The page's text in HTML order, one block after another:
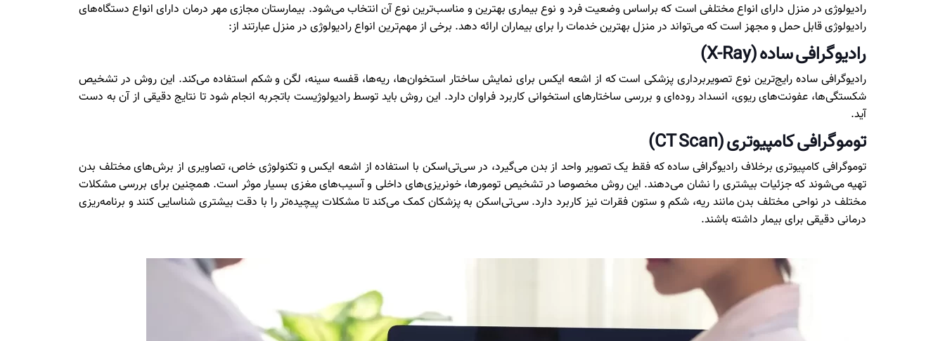
رادیولوژی در منزل دارای انواع مختلفی است که براساس وضعیت فرد و نوع بیماری بهترین و مناسب‌ترین نوع آن انتخاب می‌شود. بیمارستان مجازی مهر درمان دارای انواع دستگاه‌های
رادیولوژی قابل حمل و مجهز است که می‌تواند در منزل بهترین خدمات را برای بیماران ارائه دهد. برخی از مهم‌ترین انواع رادیولوژی در منزل عبارتند از:
رادیوگرافی ساده (X-Ray)
رادیوگرافی ساده رایج‌ترین نوع تصویربرداری پزشکی است که از اشعه ایکس برای نمایش ساختار استخوان‌ها، ریه‌ها، قفسه سینه، لگن و شکم استفاده می‌کند. این روش در تشخیص
شکستگی‌ها، عفونت‌های ریوی، انسداد روده‌ای و بررسی ساختارهای استخوانی کاربرد فراوان دارد. این روش باید توسط رادیولوژیست باتجربه انجام شود تا نتایج دقیقی از آن به دست
آید.
توموگرافی کامپیوتری (CT Scan)
توموگرافی کامپیوتری برخلاف رادیوگرافی ساده که فقط یک تصویر واحد از بدن می‌گیرد، در سی‌تی‌اسکن با استفاده از اشعه ایکس و تکنولوژی خاص، تصاویری از برش‌های مختلف بدن
تهیه می‌شوند که جزئیات بیشتری را نشان می‌دهند. این روش مخصوصا در تشخیص تومورها، خونریزی‌های داخلی و آسیب‌های مغزی بسیار موثر است. همچنین برای بررسی مشکلات
مختلف در نواحی مختلف بدن مانند ریه، شکم و ستون فقرات نیز کاربرد دارد. سی‌تی‌اسکن به پزشکان کمک می‌کند تا مشکلات پیچیده‌تر را با دقت بیشتری شناسایی کنند و برنامه‌ریزی
درمانی دقیقی برای بیمار داشته باشند.